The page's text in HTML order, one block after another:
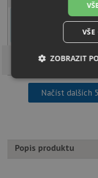
U tohoto dřezu je možné
zákazníka. Umístění otvoru
stránce nákupního košíku.
Načíst dalších
Popis produktu
ZOBRAZIT
Nezbytně
nutné
soubory